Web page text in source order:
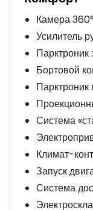
Камера 360°
Усилитель
Парктроник
Бортовой
Парктроник
Система
Климат-
Запуск
Система